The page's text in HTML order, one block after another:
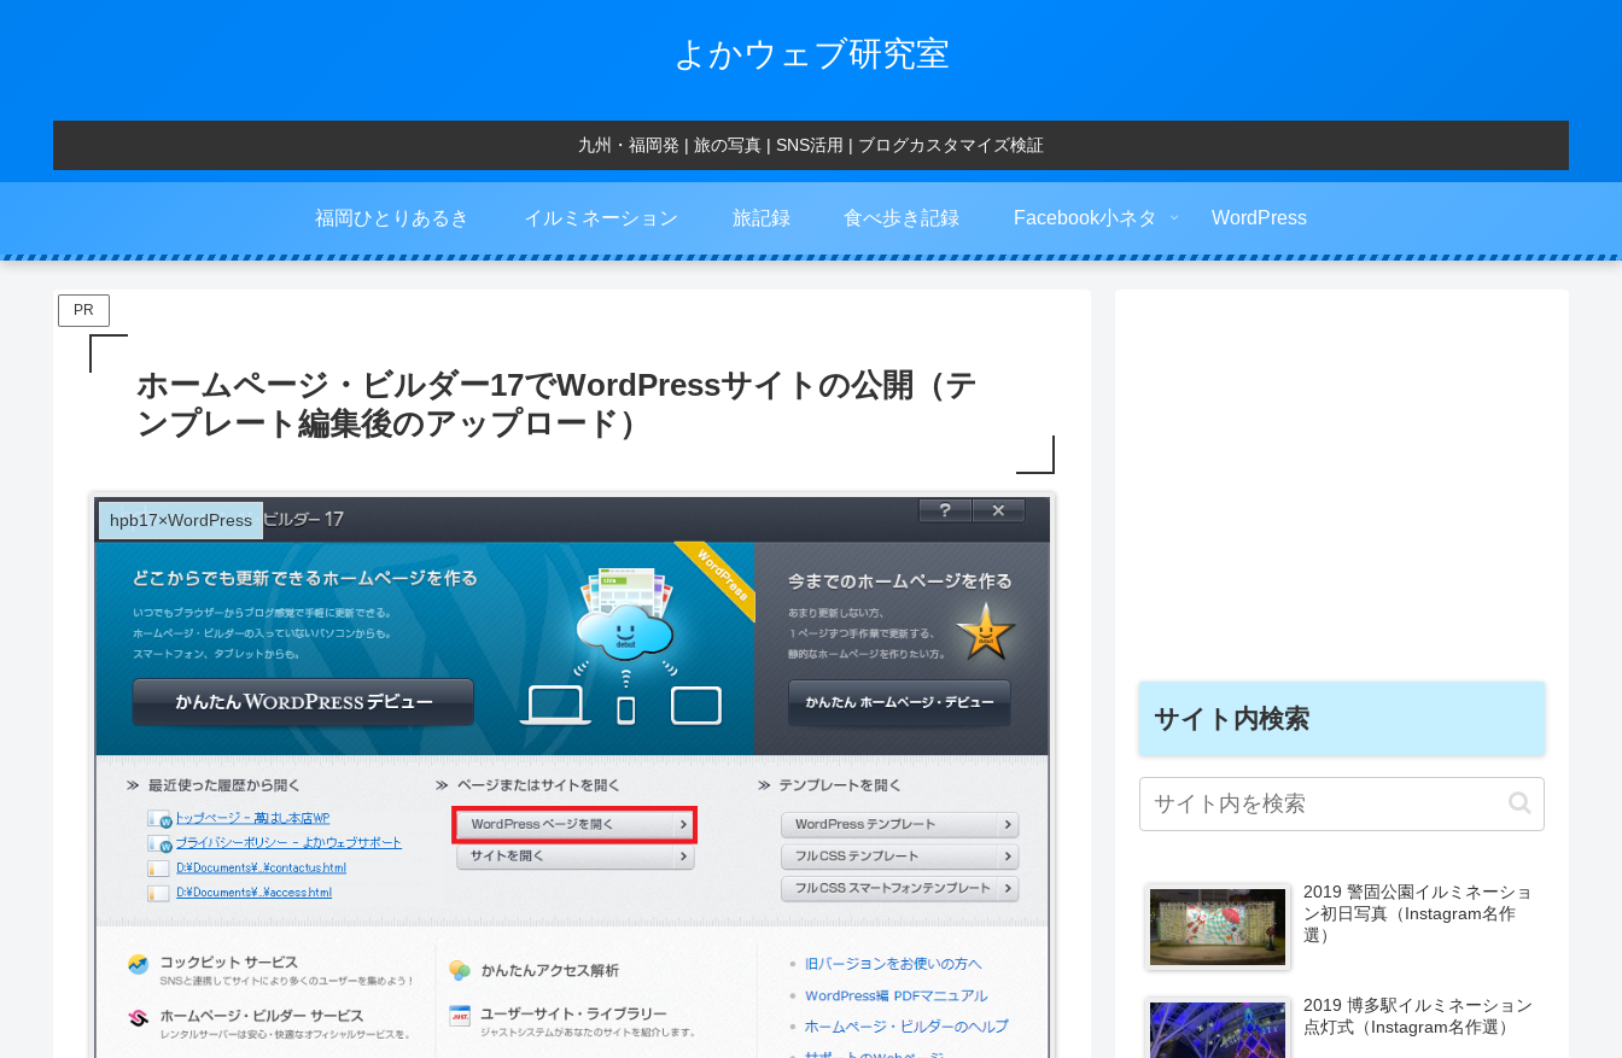
よかウェブ研究室
九州・福岡発 | 旅の写真 | SNS活用 | ブログカスタマイズ検証
福岡ひとりあるき イルミネーション 旅記録 食べ歩き記録 Facebook小ネタ WordPress
PR
ホームページ・ビルダー17でWordPressサイトの公開（テ
ンプレート編集後のアップロード）
hpb17×WordPress
サイト内検索
2019 警固公園イルミネーショ
ン初日写真（Instagram名作
選）
2019 博多駅イルミネーション
点灯式（Instagram名作選）